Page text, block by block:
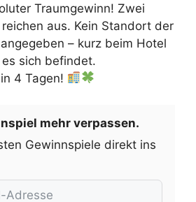
Traumgewinn! Zwei
aus. Kein Standort der
– kurz beim Hotel
sich befindet.
4 Tagen!
mehr verpassen.
Gewinnspiele direkt ins